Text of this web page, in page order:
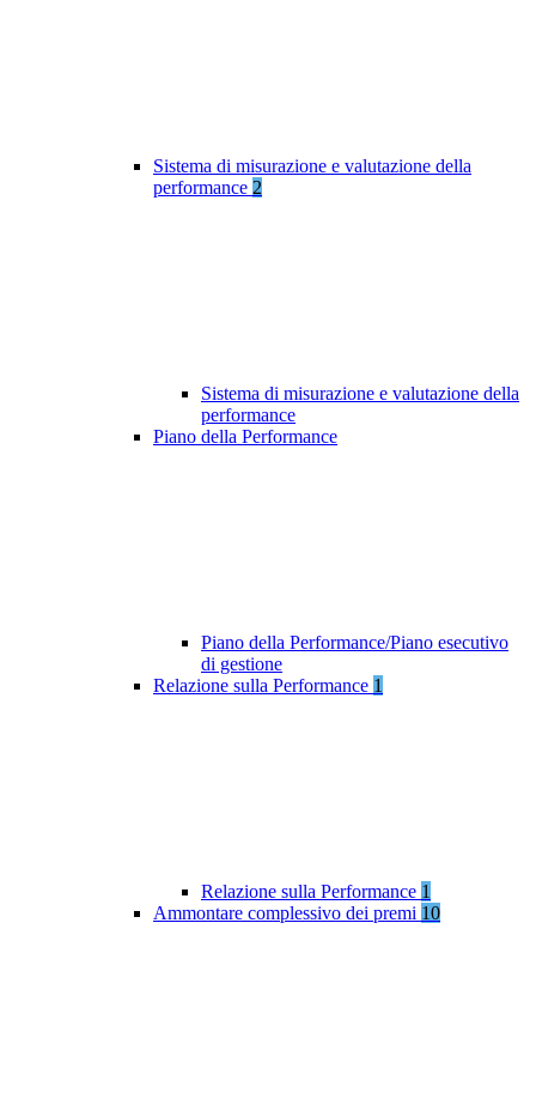
Sistema di misurazione e valutazione della
performance 2
Sistema di misurazione e valutazione della
performance
Piano della Performance
Piano della Performance/Piano esecutivo
di gestione
Relazione sulla Performance 1
Relazione sulla Performance 1
Ammontare complessivo dei premi 10